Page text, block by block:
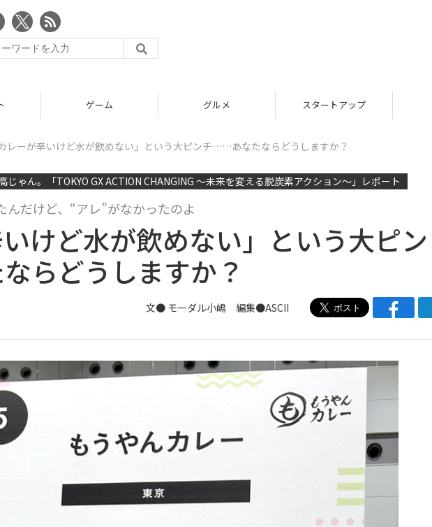
ゲーム グルメ スタートアップ
カレーが辛いけど水が飲めない」という大ピンチ……あなたならどうしますか？
ゃん。「TOKYO GX ACTION CHANGING 〜未来を変える脱炭素アクション〜」レポート
だけど、“アレ”がなかったのよ
いけど水が飲めない」という大ピン
らどうしますか？
文● モーダル小嶋 編集●ASCII